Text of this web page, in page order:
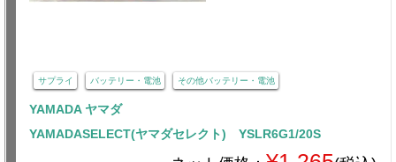
サプライ バッテリー・電池 その他バッテリー・電池
YAMADA ヤマダ
YAMADASELECT(ヤマダセレクト) YSLR6G1/20S